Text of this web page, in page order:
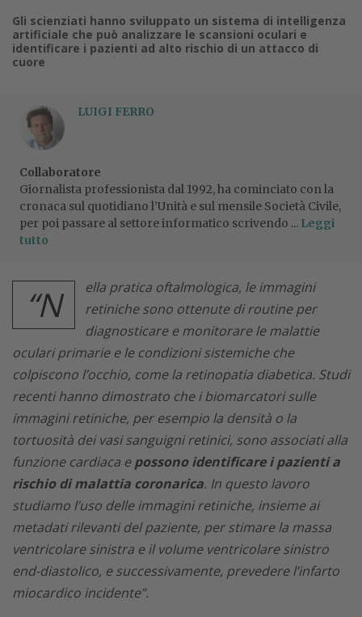
Gli scienziati hanno sviluppato un sistema di intelligenza
artificiale che può analizzare le scansioni oculari e
identificare i pazienti ad alto rischio di un attacco di
cuore
LUIGI FERRO
Collaboratore
Giornalista professionista dal 1992, ha cominciato con la
cronaca sul quotidiano l’Unità e sul mensile Società Civile,
per poi passare al settore informatico scrivendo ... Leggi
tutto
“N
ella pratica oftalmologica, le immagini
retiniche sono ottenute di routine per
diagnosticare e monitorare le malattie
oculari primarie e le condizioni sistemiche che
colpiscono l’occhio, come la retinopatia diabetica. Studi
recenti hanno dimostrato che i biomarcatori sulle
immagini retiniche, per esempio la densità o la
tortuosità dei vasi sanguigni retinici, sono associati alla
funzione cardiaca epossono identificare i pazienti a
rischio di malattia coronarica. In questo lavoro
studiamo l’uso delle immagini retiniche, insieme ai
metadati rilevanti del paziente, per stimare la massa
ventricolare sinistra e il volume ventricolare sinistro
end-diastolico, e successivamente, prevedere l’infarto
miocardico incidente”.